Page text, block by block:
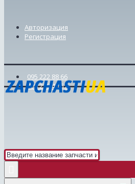
Авторизация
Регистрация
095 222 88 66
098 239 46 57